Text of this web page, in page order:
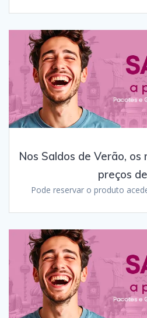
Nos Saldos de Verão,
preços
Pode reservar o produto